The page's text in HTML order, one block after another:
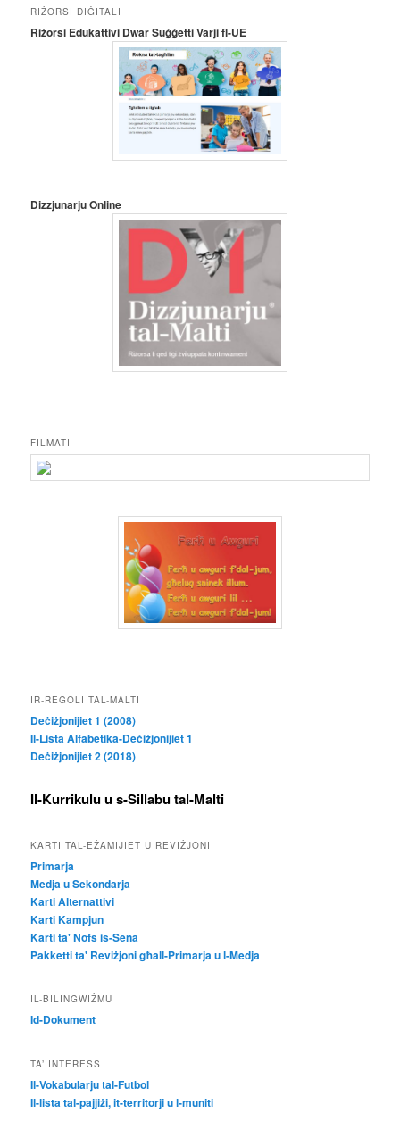
RIŻORSI DIĠITALI
Riżorsi Edukattivi Dwar Suġġetti Varji fl-UE
Dizzjunarju Online
FILMATI
IR-REGOLI TAL-MALTI
Deċiżjonijiet 1 (2008)
Il-Lista Alfabetika-Deċiżjonijiet 1
Deċiżjonijiet 2 (2018)
Il-Kurrikulu u s-Sillabu tal-Malti
KARTI TAL-EŻAMIJIET U REVIŻJONI
Primarja
Medja u Sekondarja
Karti Alternattivi
Karti Kampjun
Karti ta' Nofs is-Sena
Pakketti ta' Reviżjoni għall-Primarja u l-Medja
IL-BILINGWIŻMU
Id-Dokument
TA’ INTERESS
Il-Vokabularju tal-Futbol
Il-lista tal-pajjiżi, it-territorji u l-muniti